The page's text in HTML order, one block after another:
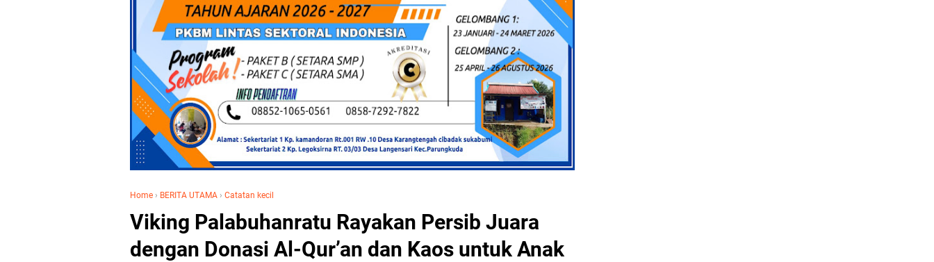
Home › BERITA UTAMA › Catatan kecil
Viking Palabuhanratu Rayakan Persib Juara
dengan Donasi Al-Qur’an dan Kaos untuk Anak